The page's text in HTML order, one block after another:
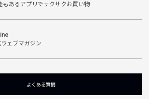
もあるアプリでサクサクお買い物
ェブマガジン
よくある質問